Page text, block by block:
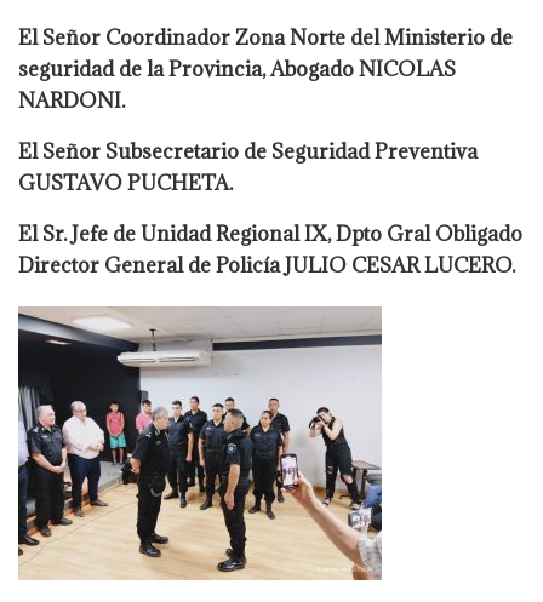
El Señor Coordinador Zona Norte del Ministerio de
seguridad de la Provincia, Abogado NICOLAS
NARDONI.
El Señor Subsecretario de Seguridad Preventiva
GUSTAVO PUCHETA.
El Sr. Jefe de Unidad Regional IX, Dpto Gral Obligado
Director General de Policía JULIO CESAR LUCERO.